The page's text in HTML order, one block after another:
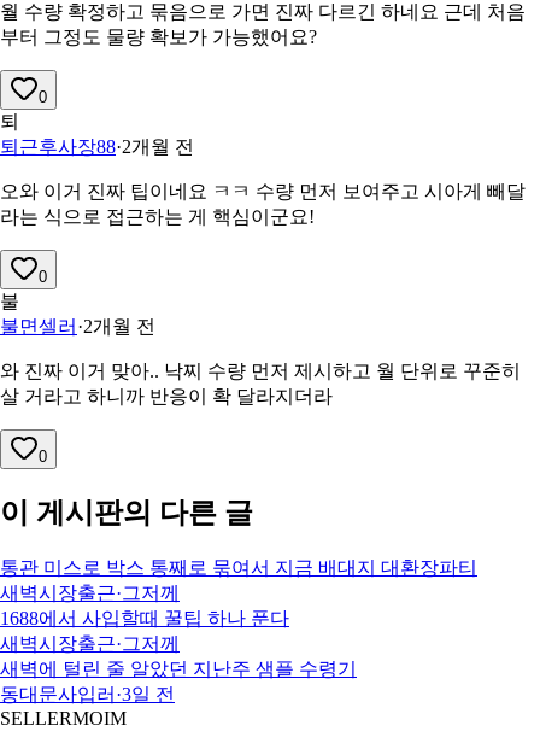
월 수량 확정하고 묶음으로 가면 진짜 다르긴 하네요 근데 처음
부터 그정도 물량 확보가 가능했어요?
0
퇴
퇴근후사장88·2개월 전
오와 이거 진짜 팁이네요 ㅋㅋ 수량 먼저 보여주고 시아게 빼달
라는 식으로 접근하는 게 핵심이군요!
0
불
불면셀러 ·2개월 전
와 진짜 이거 맞아.. 낙찌 수량 먼저 제시하고 월 단위로 꾸준히
살 거라고 하니까 반응이 확 달라지더라
0
이 게시판의 다른 글
통관 미스로 박스 통째로 묶여서 지금 배대지 대환장파티
새벽시장출근·그저께
1688에서 사입할때 꿀팁 하나 푼다
새벽시장출근·그저께
새벽에 털린 줄 알았던 지난주 샘플 수령기
동대문사입러 ·3일 전
SELLERMOIM